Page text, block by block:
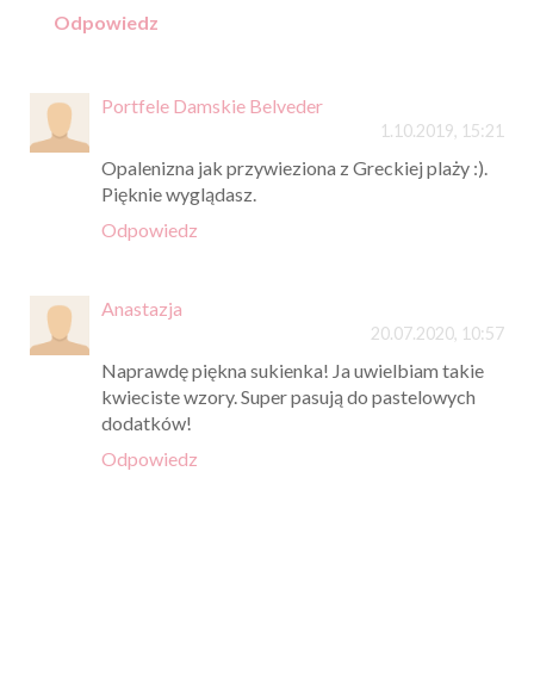
Odpowiedz
Portfele Damskie Belveder
1.10.2019, 15:21
Opalenizna jak przywieziona z Greckiej plaży :).
Pięknie wyglądasz.
Odpowiedz
Anastazja
20.07.2020, 10:57
Naprawdę piękna sukienka! Ja uwielbiam takie
kwieciste wzory. Super pasują do pastelowych
dodatków!
Odpowiedz